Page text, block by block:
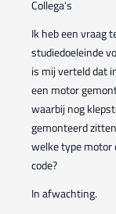
Collega's
Ik heb een vraag
studiedoeleinde
is mij verteld dat
een motor
waarbij nog
gemonteerd
welke type
code?
In afwachting.